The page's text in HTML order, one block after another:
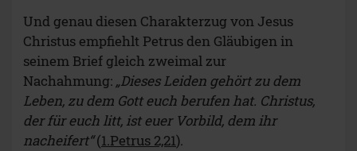
Und genau diesen Charakterzug von Jesus
Christus empfiehlt Petrus den Gläubigen in
seinem Brief gleich zweimal zur
Nachahmung: „Dieses Leiden gehört zu dem
Leben, zu dem Gott euch berufen hat. Christus,
der für euch litt, ist euer Vorbild, dem ihr
nacheifert“(1.Petrus 2,21).